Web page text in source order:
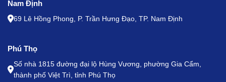
Nam Định
69 Lê Hồng Phong, P. Trần Hưng Đạo, TP. Nam Định
Phú Thọ
Số nhà 1815 đường đại lộ Hùng Vương, phường Gia Cẩm,
thành phố Việt Trì, tỉnh Phú Thọ